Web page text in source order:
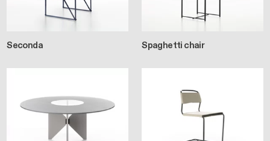
Seconda Spaghetti chair